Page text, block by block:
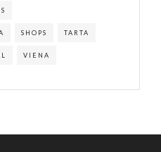
SHOPS TARTA
VIENA